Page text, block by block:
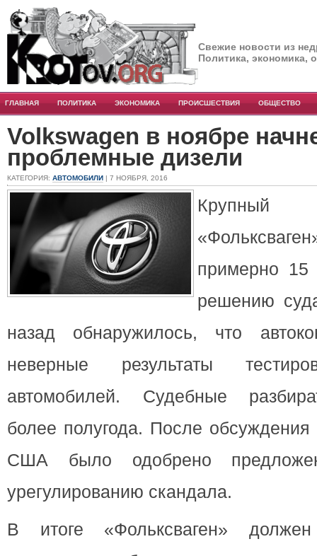
Свежие новости из
Политика, экономика,
ГЛАВНАЯ ПОЛИТИКА ЭКОНОМИКА ПРОИСШЕСТВИЯ ОБЩЕСТВО
Volkswagen в ноябре
проблемные дизели
КАТЕГОРИЯ: АВТОМОБИЛИ | 7 НОЯБРЯ, 2016
Крупный
примерно
решению
назад обнаружилось, что
неверные результаты
автомобилей. Судебные
более полугода. После
США было одобрено
урегулированию скандала.
В итоге «Фольксваген»